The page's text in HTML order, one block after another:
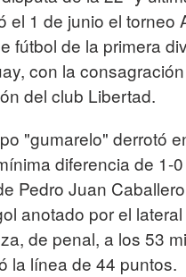
el 1 de junio el torneo
fútbol de la primera
con la
del club Libertad.
"gumarelo" derrotó
diferencia de 1-
Pedro Juan
anotado por el
de penal, a los 53
la línea de 44 puntos.